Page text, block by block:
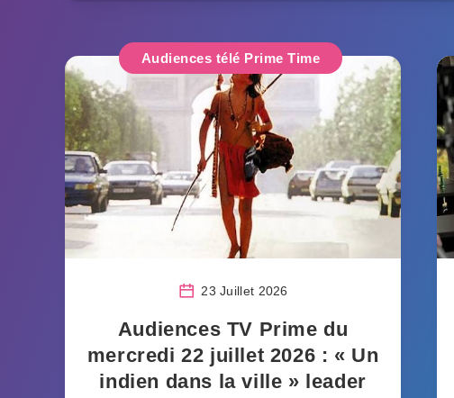
Audiences télé Prime Time
23 Juillet 2026
Audiences TV Prime du
mercredi 22 juillet 2026 : « Un
indien dans la ville » leader